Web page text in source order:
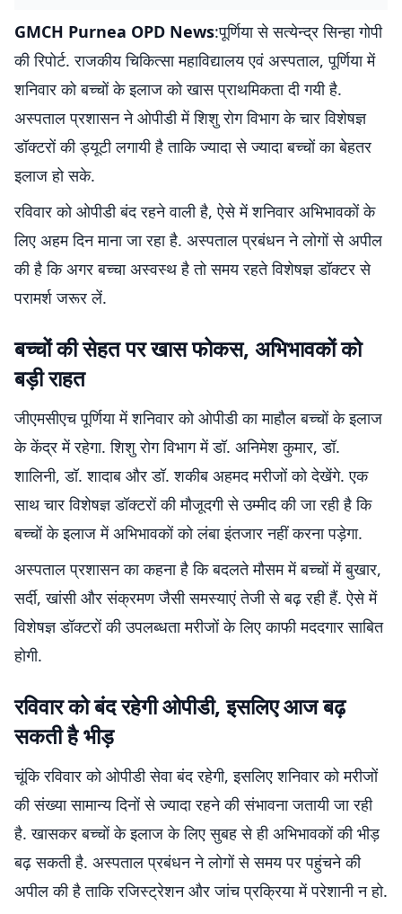
GMCH Purnea OPD News:पूर्णिया से सत्येन्द्र सिन्हा गोपी
की रिपोर्ट. राजकीय चिकित्सा महाविद्यालय एवं अस्पताल, पूर्णिया में
शनिवार को बच्चों के इलाज को खास प्राथमिकता दी गयी है.
अस्पताल प्रशासन ने ओपीडी में शिशु रोग विभाग के चार विशेषज्ञ
डॉक्टरों की ड्यूटी लगायी है ताकि ज्यादा से ज्यादा बच्चों का बेहतर
इलाज हो सके.
रविवार को ओपीडी बंद रहने वाली है, ऐसे में शनिवार अभिभावकों के
लिए अहम दिन माना जा रहा है. अस्पताल प्रबंधन ने लोगों से अपील
की है कि अगर बच्चा अस्वस्थ है तो समय रहते विशेषज्ञ डॉक्टर से
परामर्श जरूर लें.
बच्चों की सेहत पर खास फोकस, अभिभावकों को
बड़ी राहत
जीएमसीएच पूर्णिया में शनिवार को ओपीडी का माहौल बच्चों के इलाज
के केंद्र में रहेगा. शिशु रोग विभाग में डॉ. अनिमेश कुमार, डॉ.
शालिनी, डॉ. शादाब और डॉ. शकीब अहमद मरीजों को देखेंगे. एक
साथ चार विशेषज्ञ डॉक्टरों की मौजूदगी से उम्मीद की जा रही है कि
बच्चों के इलाज में अभिभावकों को लंबा इंतजार नहीं करना पड़ेगा.
अस्पताल प्रशासन का कहना है कि बदलते मौसम में बच्चों में बुखार,
सर्दी, खांसी और संक्रमण जैसी समस्याएं तेजी से बढ़ रही हैं. ऐसे में
विशेषज्ञ डॉक्टरों की उपलब्धता मरीजों के लिए काफी मददगार साबित
होगी.
रविवार को बंद रहेगी ओपीडी, इसलिए आज बढ़
सकती है भीड़
चूंकि रविवार को ओपीडी सेवा बंद रहेगी, इसलिए शनिवार को मरीजों
की संख्या सामान्य दिनों से ज्यादा रहने की संभावना जतायी जा रही
है. खासकर बच्चों के इलाज के लिए सुबह से ही अभिभावकों की भीड़
बढ़ सकती है. अस्पताल प्रबंधन ने लोगों से समय पर पहुंचने की
अपील की है ताकि रजिस्ट्रेशन और जांच प्रक्रिया में परेशानी न हो.